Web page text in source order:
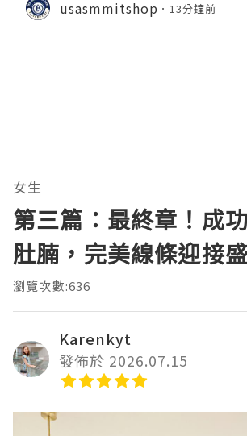
usasmmitshop 13分鐘前
女生
第三篇：最終章！成
肚腩，完美線條迎接盛
瀏覽次數:636
Karenkyt
發佈於 2026.07.15